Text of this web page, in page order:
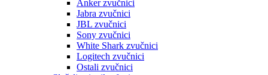
Anker zvučnici
Jabra zvučnici
JBL zvučnici
Sony zvučnici
White Shark zvučnici
Logitech zvučnici
Ostali zvučnici